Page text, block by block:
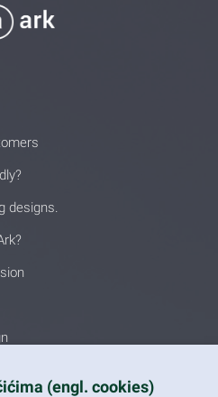
designs.
(engl. cookies)